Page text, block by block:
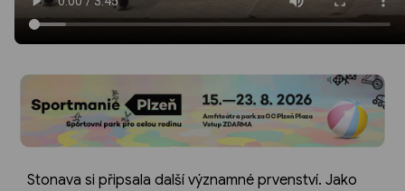
Stonava si připsala další významné prvenství. Jako